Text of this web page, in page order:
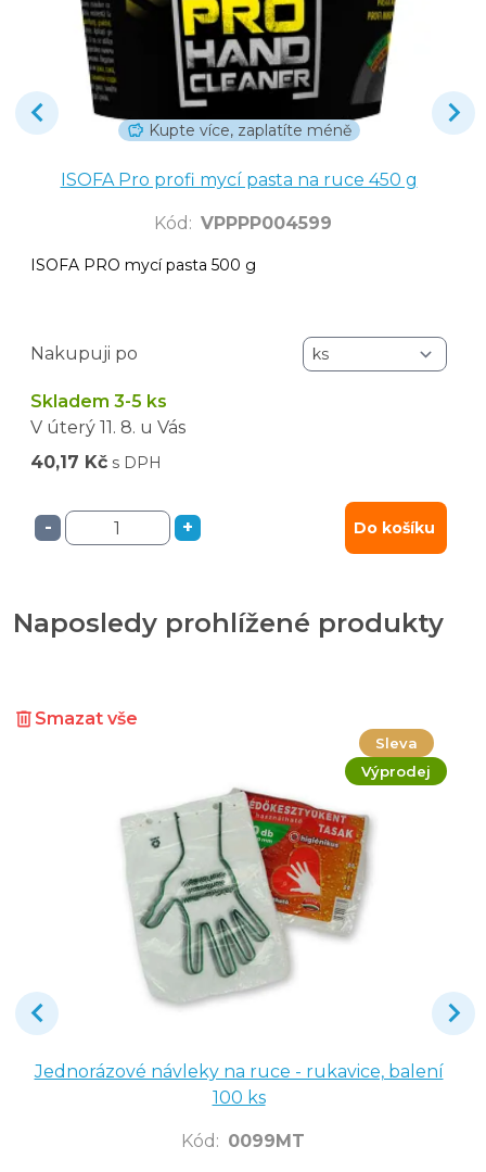
Kupte více, zaplatíte méně
ISOFA Pro profi mycí pasta na ruce 450 g
Kód : VPPPP004599
ISOFA PRO mycí pasta 500 g
Nakupuji po
Skladem 3-5 ks
V úterý 11. 8. u Vás
40,17 Kč s DPH
- + Do košíku
Naposledy prohlížené produkty
Smazat vše
Sleva
Výprodej
Jednorázové návleky na ruce - rukavice, balení
100 ks
Kód : 0099MT